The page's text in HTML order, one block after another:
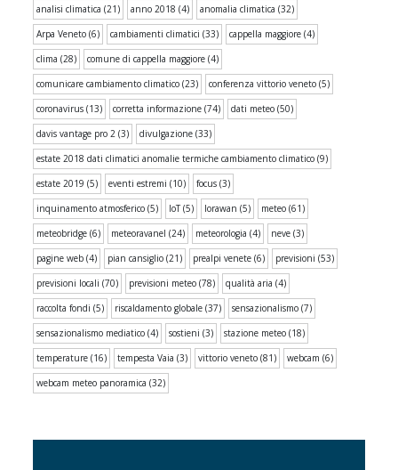
analisi climatica (21) anno 2018 (4) anomalia climatica (32)
Arpa Veneto (6) cambiamenti climatici (33) cappella maggiore (4)
clima (28) comune di cappella maggiore (4)
comunicare cambiamento climatico (23) conferenza vittorio veneto (5)
coronavirus (13) corretta informazione (74) dati meteo (50)
davis vantage pro 2 (3) divulgazione (33)
estate 2018 dati climatici anomalie termiche cambiamento climatico (9)
estate 2019 (5) eventi estremi (10) focus (3)
inquinamento atmosferico (5) IoT(5) lorawan (5) meteo (61)
meteobridge (6) meteoravanel (24) meteorologia (4) neve (3)
pagine web (4) pian cansiglio (21) prealpi venete (6) previsioni (53)
previsioni locali (70) previsioni meteo (78) qualità aria (4)
raccolta fondi (5) riscaldamento globale (37) sensazionalismo (7)
sensazionalismo mediatico (4) sostieni (3) stazione meteo (18)
temperature (16) tempesta Vaia (3) vittorio veneto (81) webcam (6)
webcam meteo panoramica (32)